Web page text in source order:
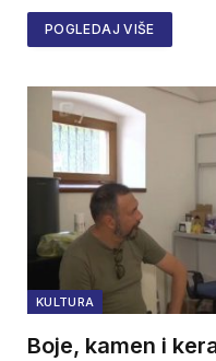
POGLEDAJ VIŠE
KULTURA
Boje, kamen i